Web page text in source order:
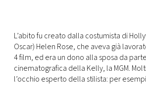
L’abito fu creato dalla costumista di
Oscar) Helen Rose, che aveva già
4 film, ed era un dono alla sposa da
cinematografica della Kelly, la MGM.
l’occhio esperto della stilista: per